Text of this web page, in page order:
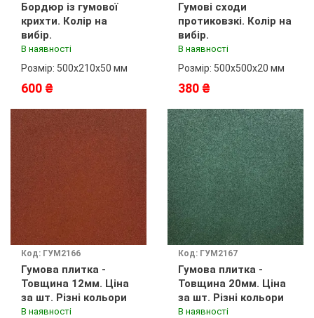
Бордюр із гумової
крихти. Колір на
вибір.
В наявності
Розмір: 500х210х50 мм
600 ₴
Гумові сходи
протиковзкі. Колір на
вибір.
В наявності
Розмір: 500x500х20 мм
380 ₴
Код: ГУМ2166
Гумова плитка -
Товщина 12мм. Ціна
за шт. Різні кольори
В наявності
Код: ГУМ2167
Гумова плитка -
Товщина 20мм. Ціна
за шт. Різні кольори
В наявності